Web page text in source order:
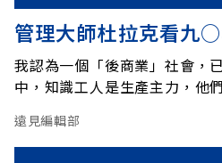
管理大師杜拉克看九
我認為一個「後商業」社會，
中，知識工人是生產主力，他
需。九０年代企業最大的挑戰
要求員工稱職的同時，又必須
遠見編輯部